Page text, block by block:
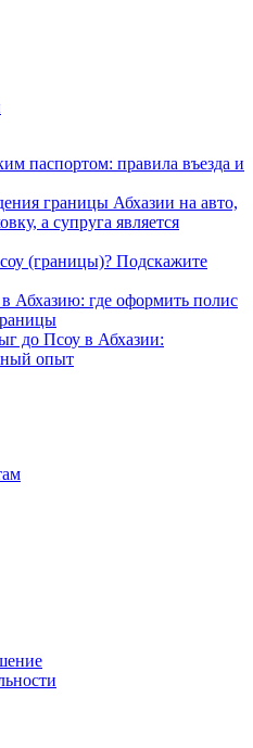
паспортом: правила въезда и
границы Абхазии на авто,
а супруга является
(границы)? Подскажите
Абхазию: где оформить полис
до Псоу в Абхазии:
опыт